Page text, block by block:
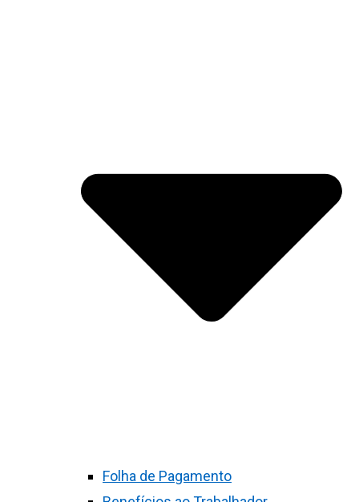
Folha de Pagamento